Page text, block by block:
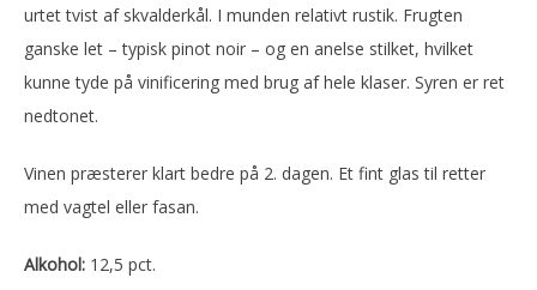
urtet tvist af skvalderkål. I munden relativt rustik. Frugten
ganske let – typisk pinot noir – og en anelse stilket, hvilket
kunne tyde på vinificering med brug af hele klaser. Syren er ret
nedtonet.
Vinen præsterer klart bedre på 2. dagen. Et fint glas til retter
med vagtel eller fasan.
Alkohol: 12,5 pct.